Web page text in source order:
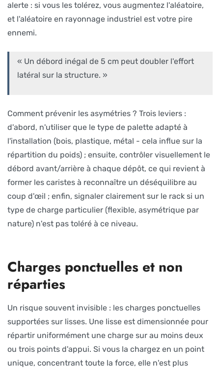
alerte : si vous les tolérez, vous augmentez l'aléatoire,
et l'aléatoire en rayonnage industriel est votre pire
ennemi.
« Un débord inégal de 5 cm peut doubler l'effort
latéral sur la structure. »
Comment prévenir les asymétries ? Trois leviers :
d'abord, n'utiliser que le type de palette adapté à
l'installation (bois, plastique, métal - cela influe sur la
répartition du poids) ; ensuite, contrôler visuellement le
débord avant/arrière à chaque dépôt, ce qui revient à
former les caristes à reconnaître un déséquilibre au
coup d'œil ; enfin, signaler clairement sur le rack si un
type de charge particulier (flexible, asymétrique par
nature) n'est pas toléré à ce niveau.
Charges ponctuelles et non
réparties
Un risque souvent invisible : les charges ponctuelles
supportées sur lisses. Une lisse est dimensionnée pour
répartir uniformément une charge sur au moins deux
ou trois points d'appui. Si vous la chargez en un point
unique, concentrant toute la force, elle n'est plus